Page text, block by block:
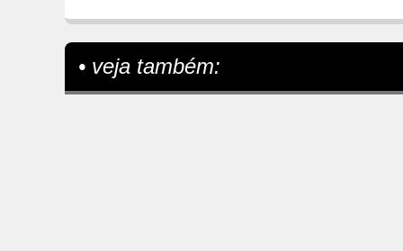
• veja também: